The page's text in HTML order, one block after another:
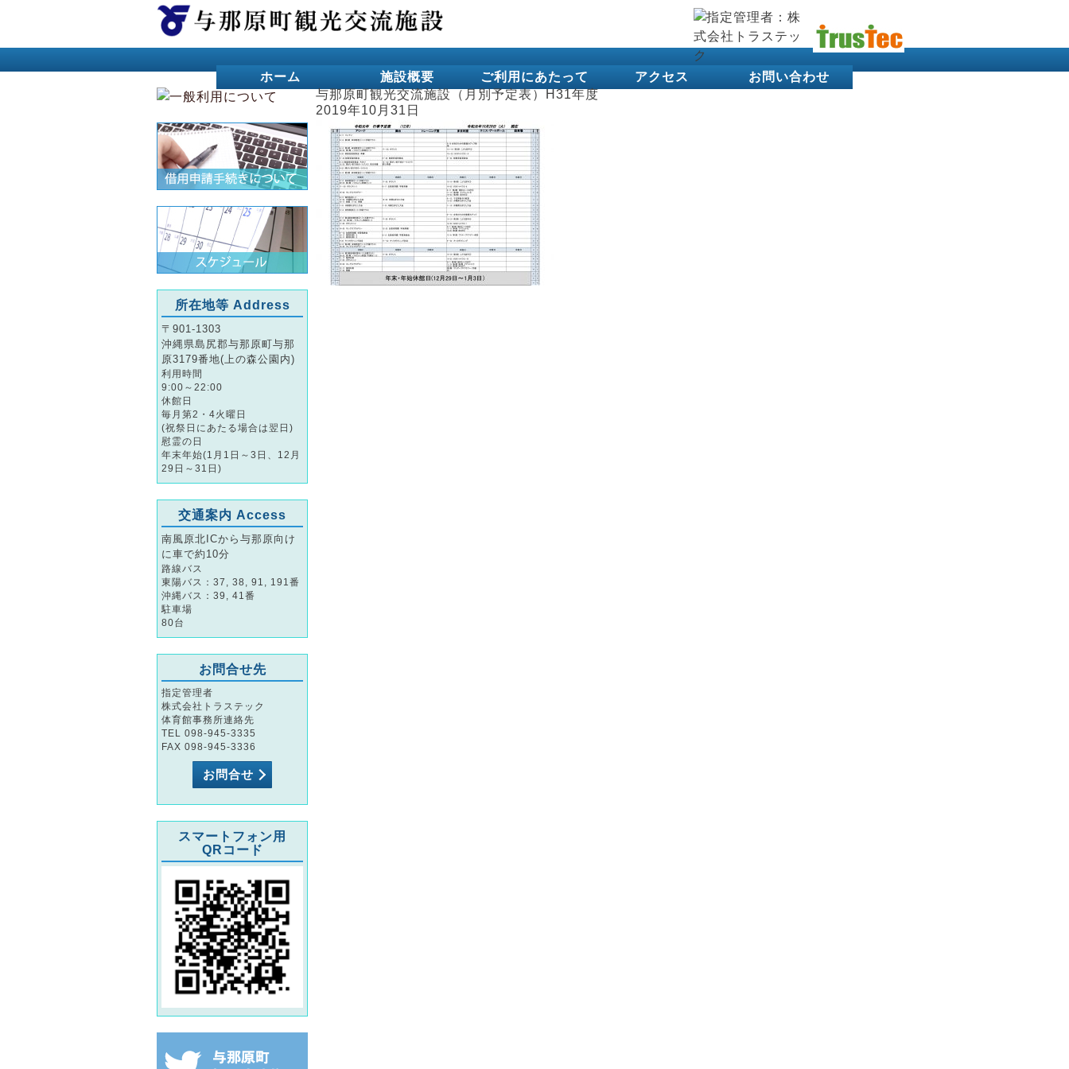
ホーム 施設概要 ご利用にあたって アクセス
お問い合わせ
与那原町観光交流施設（月別予定表）H31年度
2019年10月31日
所在地等 Address
〒901-1303
沖縄県島尻郡与那原町与那
原3179番地(上の森公園内)
利用時間
9:00～22:00
休館日
毎月第2・4火曜日
(祝祭日にあたる場合は翌日)
慰霊の日
年末年始(1月1日～3日、12月
29日～31日)
交通案内 Access
南風原北ICから与那原向け
に車で約10分
路線バス
東陽バス：37, 38, 91, 191番
沖縄バス：39, 41番
駐車場
80台
お問合せ先
指定管理者
株式会社トラステック
体育館事務所連絡先
TEL 098-945-3335
FAX 098-945-3336
お問合せ
スマートフォン用
QRコード